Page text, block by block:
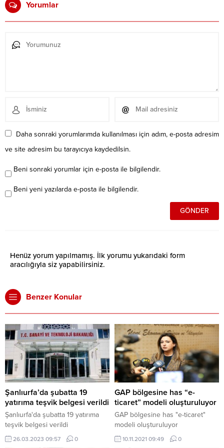
Yorumlar
Daha sonraki yorumlarımda kullanılması için adım, e-posta adresim
ve site adresim bu tarayıcıya kaydedilsin.
Beni sonraki yorumlar için e-posta ile bilgilendir.
Beni yeni yazılarda e-posta ile bilgilendir.
Henüz yorum yapılmamış. İlk yorumu yukarıdaki form
aracılığıyla siz yapabilirsiniz.
Benzer Konular
Şanlıurfa’da şubatta 19
yatırıma teşvik belgesi verildi
Şanlıurfa'da şubatta 19 yatırıma
teşvik belgesi verildi
26.03.2023 09:57 0
GAP bölgesine has “e-
ticaret” modeli oluşturuluyor
GAP bölgesine has "e-ticaret"
modeli oluşturuluyor
10.11.2021 09:49 0